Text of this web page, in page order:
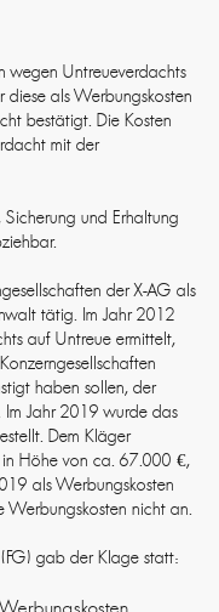
wegen Untreueverdachts
diese als Werbungskosten
bestätigt. Die Kosten
mit der
und Erhaltung
der X-AG als
tätig. Im Jahr 2012
auf Untreue ermittelt,
haben sollen, der
Jahr 2019 wurde das
Dem Kläger
Höhe von ca. 67.000 €,
als Werbungskosten
Werbungskosten nicht an.
gab der Klage statt: